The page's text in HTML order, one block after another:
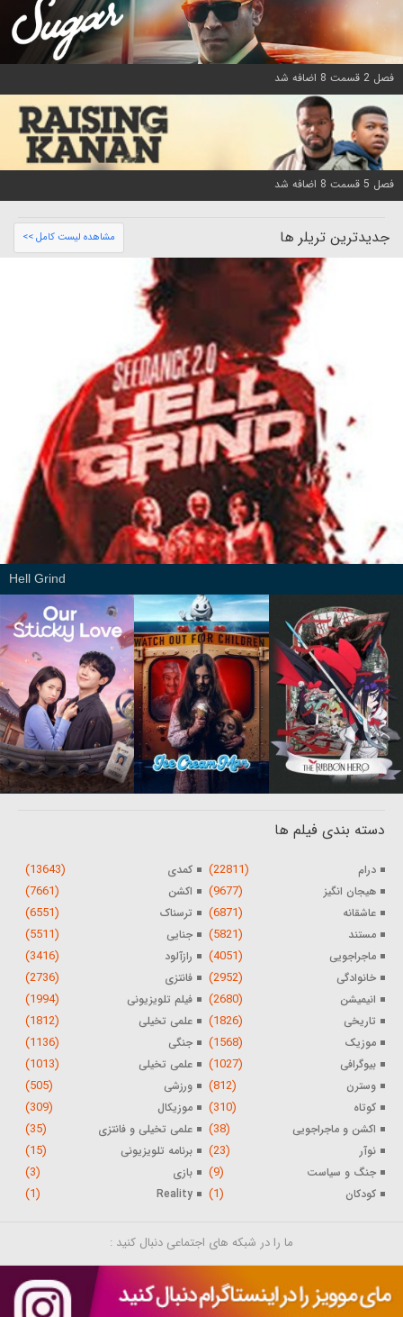
فصل 2 قسمت 8 اضافه شد
فصل 5 قسمت 8 اضافه شد
جدیدترین تریلر ها مشاهده لیست کامل >>
Hell Grind
دسته بندی فیلم ها
درام (22811) کمدی (13643)
هیجان انگیز (9677) اکشن (7661)
عاشقانه (6871) ترسناک (6551)
مستند (5821) جنایی (5511)
ماجراجویی (4051) رازآلود (3416)
خانوادگی (2952) فانتزی (2736)
انیمیشن (2680) فیلم تلویزیونی (1994)
تاریخی (1826) علمی تخیلی (1812)
موزیک (1568) جنگی (1136)
بیوگرافی (1027) علمی تخیلی (1013)
وسترن (812) ورزشی (505)
کوتاه (310) موزیکال (309)
اکشن و ماجراجویی (38) علمی تخیلی و فانتزی (35)
نوآر (23) برنامه تلویزیونی (15)
جنگ و سیاست (9) بازی (3)
کودکان (1)
Reality
(1)
ما را در شبکه های اجتماعی دنبال کنید :